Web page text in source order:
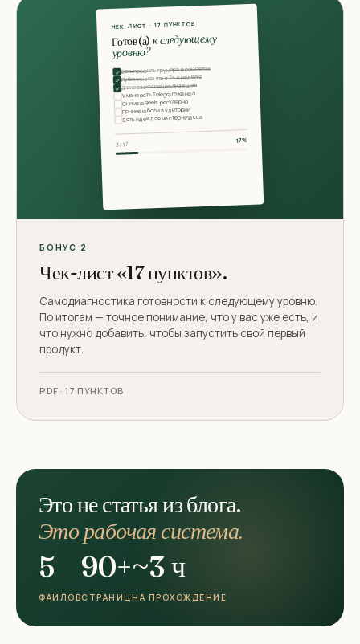
ЧЕК-ЛИСТ · 17 ПУНКТОВ
Готов(а) к следующему
уровню?
✓Есть профиль грумера в соцсетях
✓Публикую контент 2+ в неделю
✓ Знаю свою специализацию
У меня есть Telegram-канал
Снимаю Reels регулярно
Понимаю боли аудитории
Есть идея для мастер-класса
3 / 17
17%
БОНУС 2
Чек-лист «17 пунктов».
Самодиагностика готовности к следующему уровню.
По итогам — точное понимание, что у вас уже есть, и
что нужно добавить, чтобы запустить свой первый
продукт.
PDF · 17 ПУНКТОВ
Это не статья из блога.
Это рабочая система.
5
ФАЙЛОВ
90+
СТРАНИЦ
~3 ч
НА ПРОХОЖДЕНИЕ